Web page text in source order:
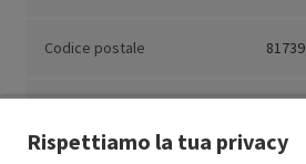
Codice postale 81739
Rispettiamo la tua privacy